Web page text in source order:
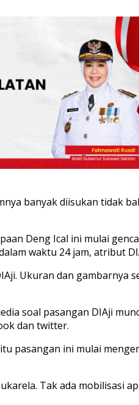
banyak diisukan tidak
Deng Ical ini mulai
waktu 24 jam, atribut
Ukuran dan gambarnya
soal pasangan DIAji
dan twitter.
pasangan ini mulai
Tak ada mobilisasi